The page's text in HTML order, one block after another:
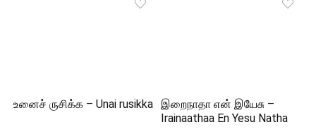
உனைச் ருசிக்க – Unai rusikka இறைநாதா என் இயேசு –
Irainaathaa En Yesu Natha